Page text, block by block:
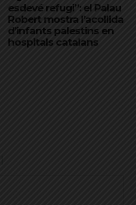
esdevé refugi”: el Palau
Robert mostra l’acollida
d’infants palestins en
hospitals catalans